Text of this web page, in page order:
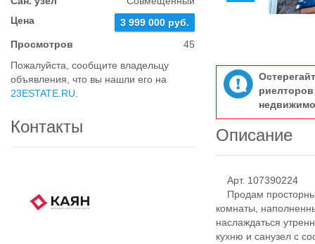
Цена
3 999 000 руб.
Просмотров
45
Пожалуйста, сообщите владельцу
объявления, что вы нашли его на
23ESTATE.RU
Контакты Описание
Арт. 107390224
Продам
комнаты,
наслаждаться
кухню и санузел с